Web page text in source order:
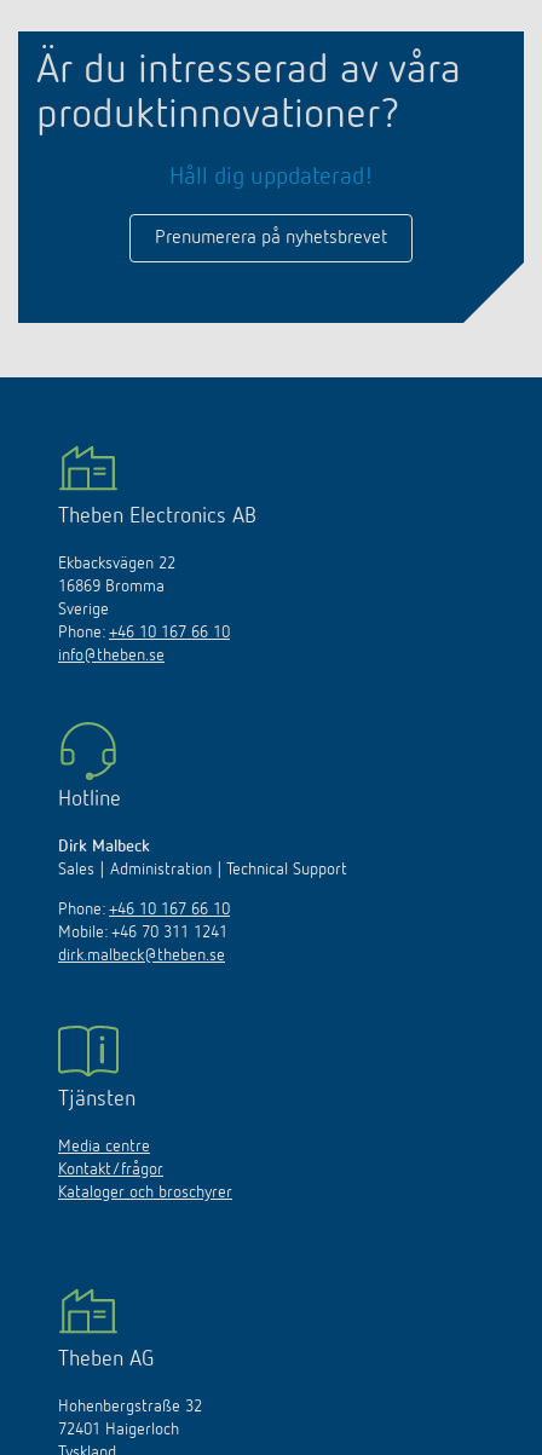
Är du intresserad av våra
produktinnovationer?
Håll dig uppdaterad!
Prenumerera på nyhetsbrevet
Theben Electronics AB
Ekbacksvägen 22
16869 Bromma
Sverige
Phone: +46 10 167 66 10
info@theben.se
Hotline
Dirk Malbeck
Sales | Administration | Technical Support
Phone: +46 10 167 66 10
Mobile: +46 70 311 1241
dirk.malbeck@theben.se
Tjänsten
Media centre
Kontakt/frågor
Kataloger och broschyrer
Theben AG
Hohenbergstraße 32
72401 Haigerloch